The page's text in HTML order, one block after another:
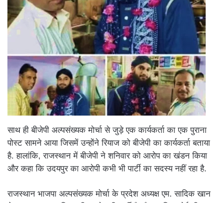
साथ ही बीजेपी अल्पसंख्यक मोर्चा से जुड़े एक कार्यकर्ता का एक पुराना
पोस्ट सामने आया जिसमें उन्होंने रियाज को बीजेपी का कार्यकर्ता बताया
है. हालांकि, राजस्थान में बीजेपी ने शनिवार को आरोप का खंडन किया
और कहा कि उदयपुर का आरोपी कभी भी पार्टी का सदस्य नहीं रहा है.
राजस्थान भाजपा अल्पसंख्यक मोर्चा के प्रदेश अध्यक्ष एम. सादिक खान